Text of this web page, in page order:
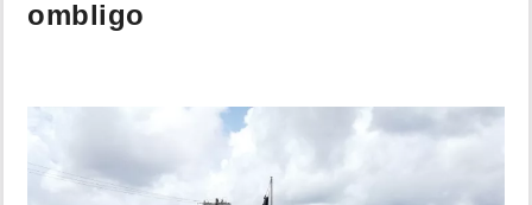
POLÍTICA
SHOW
ombligo